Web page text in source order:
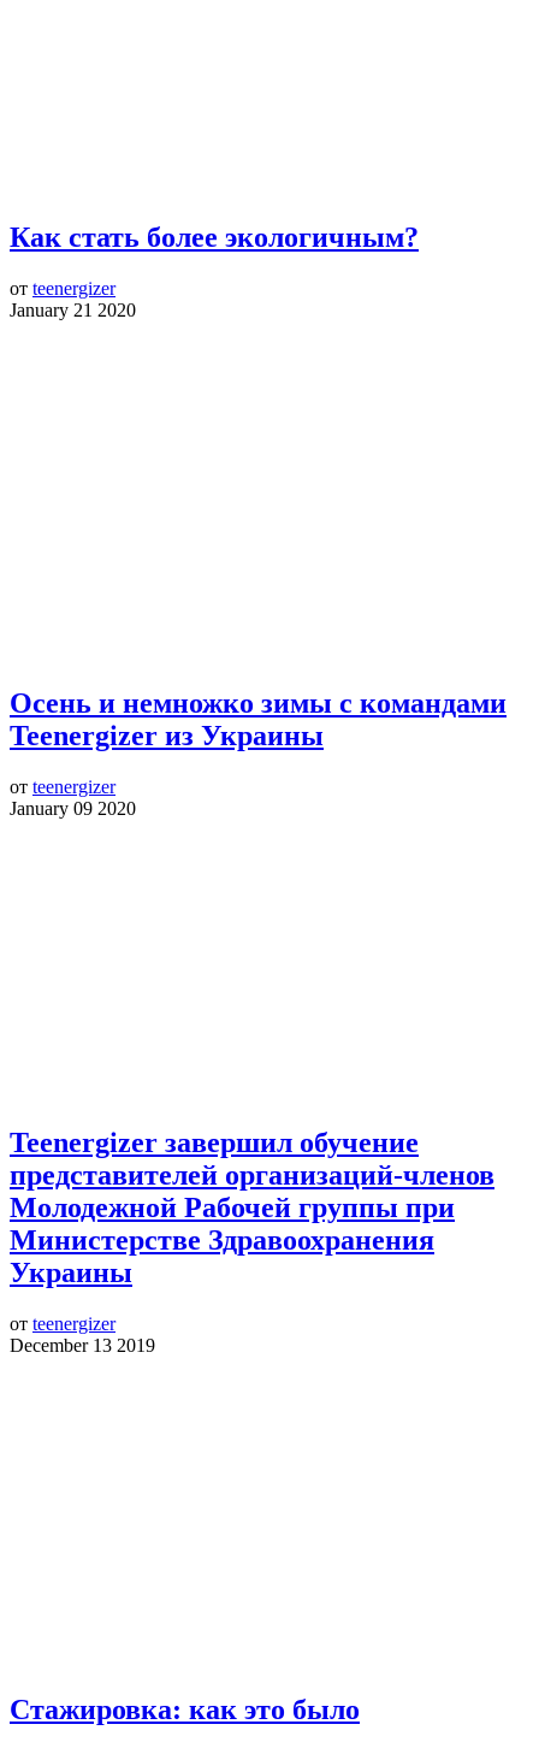
Как стать более экологичным?
от teenergizer
January 21 2020
Осень и немножко зимы с командами
Teenergizer из Украины
от teenergizer
January 09 2020
Teenergizer завершил обучение
представителей организаций-членов
Молодежной Рабочей группы при
Министерстве Здравоохранения
Украины
от teenergizer
December 13 2019
Стажировка: как это было